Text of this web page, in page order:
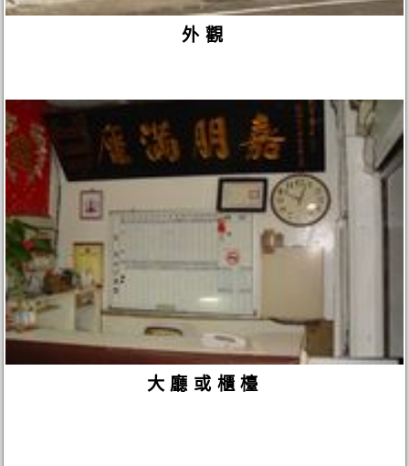
外觀
大廳或櫃檯